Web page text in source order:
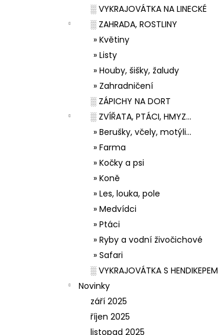
░ VYKRAJOVÁTKA NA LINECKÉ
░ ZAHRADA, ROSTLINY
» Květiny
» Listy
» Houby, šišky, žaludy
» Zahradničení
░ ZÁPICHY NA DORT
░ ZVÍŘATA, PTÁCI, HMYZ...
» Berušky, včely, motýli...
» Farma
» Kočky a psi
» Koně
» Les, louka, pole
» Medvídci
» Ptáci
» Ryby a vodní živočichové
» Safari
░ VYKRAJOVÁTKA S HENDIKEPEM
Novinky
září 2025
říjen 2025
listopad 2025